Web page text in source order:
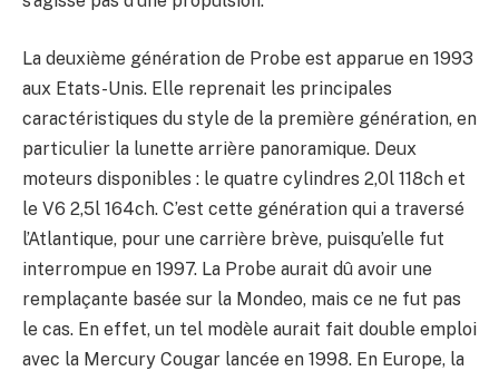
La deuxième génération de Probe est apparue en 1993
aux Etats-Unis. Elle reprenait les principales
caractéristiques du style de la première génération, en
particulier la lunette arrière panoramique. Deux
moteurs disponibles : le quatre cylindres 2,0l 118ch et
le V6 2,5l 164ch. C’est cette génération qui a traversé
l’Atlantique, pour une carrière brève, puisqu’elle fut
interrompue en 1997. La Probe aurait dû avoir une
remplaçante basée sur la Mondeo, mais ce ne fut pas
le cas. En effet, un tel modèle aurait fait double emploi
avec la Mercury Cougar lancée en 1998. En Europe, la